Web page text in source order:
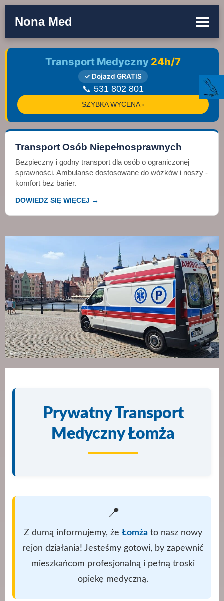
Nona Med
Transport Medyczny 24h/7
✓ Dojazd GRATIS
📞 531 802 801
SZYBKA WYCENA ›
Transport Osób Niepełnosprawnych
Bezpieczny i godny transport dla osób o ograniczonej
sprawności. Ambulanse dostosowane do wózków i noszy -
komfort bez barier.
DOWIEDZ SIĘ WIĘCEJ →
Prywatny Transport
Medyczny Łomża
📍
Z dumą informujemy, że Łomża to nasz nowy
rejon działania! Jesteśmy gotowi, by zapewnić
mieszkańcom profesjonalną i pełną troski
opiekę medyczną.